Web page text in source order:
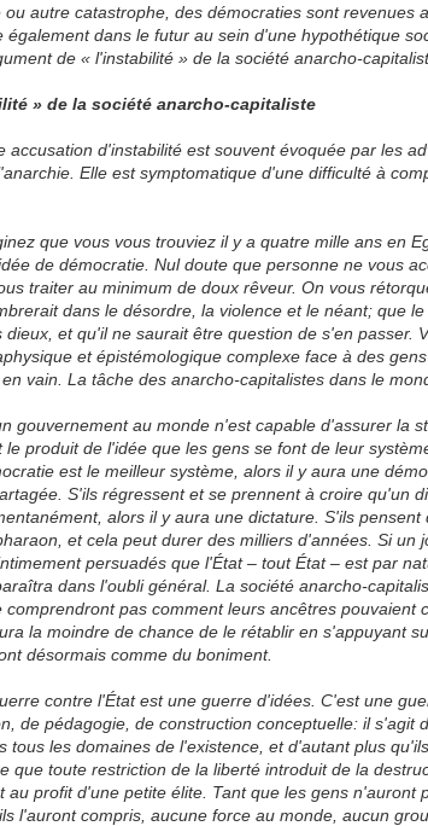
ou autre catastrophe, des démocraties sont revenues
également dans le futur au sein d'une hypothétique
de « l'instabilité » de la société anarcho-
» de la société anarcho-capitaliste
d'instabilité est souvent évoquée par les
Elle est symptomatique d'une difficulté à
que vous vous trouviez il y a quatre mille ans en
de démocratie. Nul doute que personne ne vous
traiter au minimum de doux rêveur. On vous
dans le désordre, la violence et le néant; que
dieux, et qu'il ne saurait être question de s'en passer.
et épistémologique complexe face à des
vain. La tâche des anarcho-capitalistes dans le
au monde n'est capable d'assurer la
le produit de l'idée que les gens se font de leur
est le meilleur système, alors il y aura une
S'ils régressent et se prennent à croire qu'un
alors il y aura une dictature. S'ils
et cela peut durer des milliers d'années. Si un
persuadés que l'État – tout État – est par
dans l'oubli général. La société anarcho-
comprendront pas comment leurs ancêtres pouvaient
la moindre de chance de le rétablir en s'appuyant
désormais comme du boniment.
contre l'État est une guerre d'idées. C'est une
de pédagogie, de construction conceptuelle: il s'agit
tous les domaines de l'existence, et d'autant plus
que toute restriction de la liberté introduit de la
au profit d'une petite élite. Tant que les gens n'auront
l'auront compris, aucune force au monde, aucun